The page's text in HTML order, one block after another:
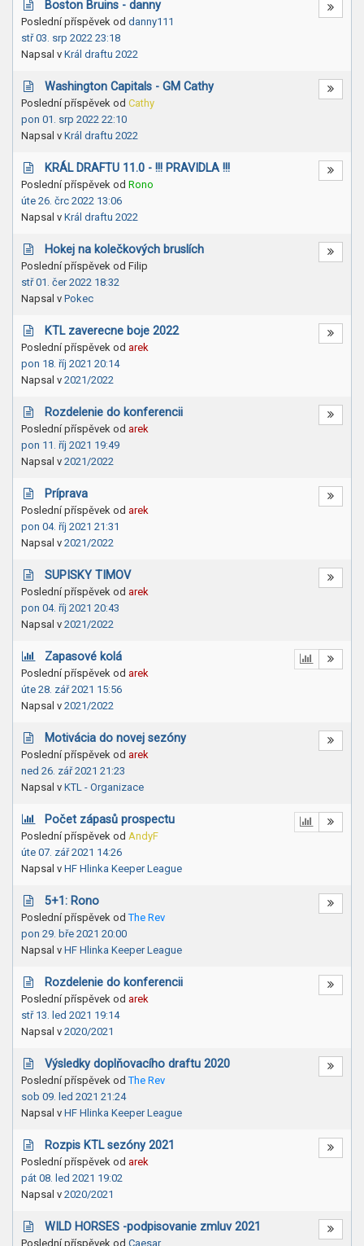
Boston Bruins - danny
Poslední příspěvek od danny111
stř 03. srp 2022 23:18
Napsal v Král draftu 2022
Washington Capitals - GM Cathy
Poslední příspěvek od Cathy
pon 01. srp 2022 22:10
Napsal v Král draftu 2022
KRÁL DRAFTU 11.0 - !!! PRAVIDLA !!!
Poslední příspěvek od Rono
úte 26. črc 2022 13:06
Napsal v Král draftu 2022
Hokej na kolečkových bruslích
Poslední příspěvek od Filip
stř 01. čer 2022 18:32
Napsal v Pokec
KTL zaverecne boje 2022
Poslední příspěvek od arek
pon 18. říj 2021 20:14
Napsal v 2021/2022
Rozdelenie do konferencii
Poslední příspěvek od arek
pon 11. říj 2021 19:49
Napsal v 2021/2022
Príprava
Poslední příspěvek od arek
pon 04. říj 2021 21:31
Napsal v 2021/2022
SUPISKY TIMOV
Poslední příspěvek od arek
pon 04. říj 2021 20:43
Napsal v 2021/2022
Zapasové kolá
Poslední příspěvek od arek
úte 28. zář 2021 15:56
Napsal v 2021/2022
Motivácia do novej sezóny
Poslední příspěvek od arek
ned 26. zář 2021 21:23
Napsal v KTL - Organizace
Počet zápasů prospectu
Poslední příspěvek od AndyF
úte 07. zář 2021 14:26
Napsal v HF Hlinka Keeper League
5+1: Rono
Poslední příspěvek odThe Rev
pon 29. bře 2021 20:00
Napsal v HF Hlinka Keeper League
Rozdelenie do konferencii
Poslední příspěvek od arek
stř 13. led 2021 19:14
Napsal v 2020/2021
Výsledky doplňovacího draftu 2020
Poslední příspěvek odThe Rev
sob 09. led 2021 21:24
Napsal v HF Hlinka Keeper League
Rozpis KTL sezóny 2021
Poslední příspěvek od arek
pát 08. led 2021 19:02
Napsal v 2020/2021
WILD HORSES -podpisovanie zmluv 2021
Poslední příspěvek od Caesar